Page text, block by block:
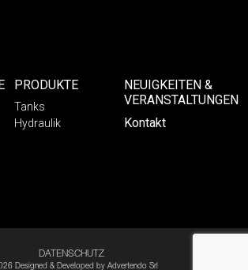
PRODUKTE
Tanks
Hydraulik
NEUIGKEITEN &
VERANSTALTUNGEN
Kontakt
DATENSCHUTZ
Designed & Developed by Advertendo Srl